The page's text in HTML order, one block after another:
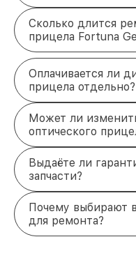
Сколько длится
прицела Fortuna
Оплачивается ли
прицела отдельно?
Может ли
оптического
Выдаёте ли
запчасти?
Почему выбирают
для ремонта?